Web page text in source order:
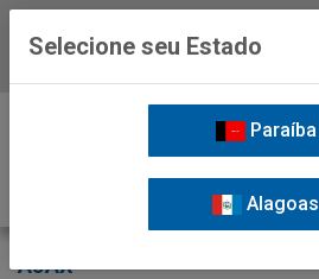
AJAX
Selecione seu Estado
Paraíba
Alagoas